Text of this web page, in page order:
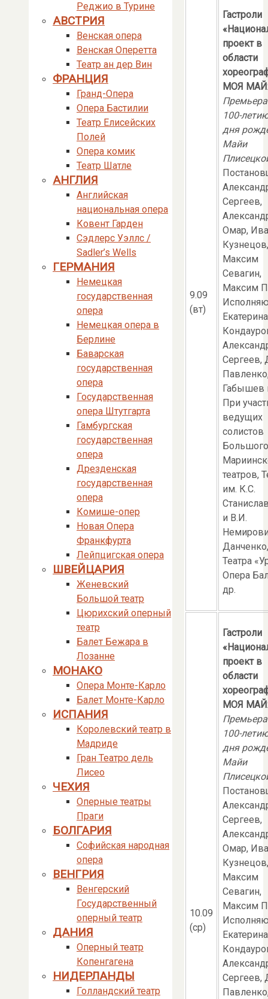
9.09
(вт)
Гастроли
проект в
области
МОЯ
100-
дня
Майи
Сергеев,
Омар,
Кузнецов,
Максим
Севагин,
Максим
Екатерина
Сергеев,
Габышев
При
ведущих
солистов
театров,
им. К.С.
и В.И.
Данченко,
Театра
Опера
др.
10.09
(ср)
Гастроли
проект в
области
МОЯ
100-
дня
Майи
Сергеев,
Омар,
Кузнецов,
Максим
Севагин,
Максим
Екатерина
Сергеев,
Реджио в Турине
АВСТРИЯ
Венская опера
Венская Оперетта
Театр ан дер Вин
ФРАНЦИЯ
Гранд-Опера
Опера Бастилии
Театр Елисейских
Полей
Опера комик
Театр Шатле
АНГЛИЯ
Английская
национальная опера
Ковент Гарден
Сэдлерс Уэллс /
Sadler’s Wells
ГЕРМАНИЯ
Немецкая
государственная
опера
Немецкая опера в
Берлине
Баварская
государственная
опера
Государственная
опера Штутгарта
Гамбургская
государственная
опера
Дрезденская
государственная
опера
Комише-опер
Новая Опера
Франкфурта
Лейпцигская опера
ШВЕЙЦАРИЯ
Женевский
Большой театр
Цюрихский оперный
театр
Балет Бежара в
Лозанне
МОНАКО
Опера Монте-Карло
Балет Монте-Карло
ИСПАНИЯ
Королевский театр в
Мадриде
Гран Театро дель
Лисео
ЧЕХИЯ
Оперные театры
Праги
БОЛГАРИЯ
Софийская народная
опера
ВЕНГРИЯ
Венгерский
Государственный
оперный театр
ДАНИЯ
Оперный театр
Копенгагена
НИДЕРЛАНДЫ
Голландский театр